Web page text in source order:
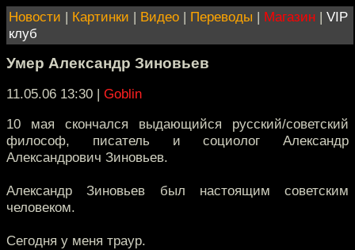
Новости | Картинки | Видео | Переводы | Магазин | VIP
клуб
Умер Александр Зиновьев
11.05.06 13:30 | Goblin
10 мая скончался выдающийся русский/советский
философ, писатель и социолог Александр
Александрович Зиновьев.
Александр Зиновьев был настоящим советским
человеком.
Сегодня у меня траур.